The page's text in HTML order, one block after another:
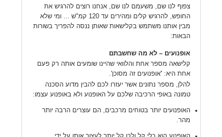
צפוף לנו שם, משעמם לנו שם, אנחנו רוצים להרגיש את
החופש, להרגיש קלים ומהירים עד 120 קמ"ש ... ומי שלא
מבין אותנו משתמש בקלישאות שאותן ננסה להפריך בשורות
הבאות:
אופנועים – לא מה שחשבתם
קלישאה מספר אחת והלוואי שהיינו שומעים אותה רק פעם
אחת היא: 'אופנועים זה מסוכן'.
להלן, מספר נתונים אשר יעזרו לכם להבין מדוע הסכנה
טמונה באופי הרכיבה שלכם על האופנוע ולא באופנוע עצמו:
האופנועים יותר בטוחים מרכבים, הם עוצרים הרבה יותר
מהר.